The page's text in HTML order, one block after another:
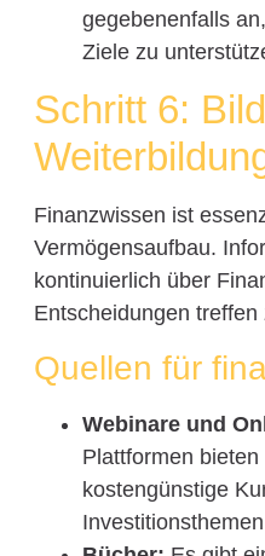
gegebenenfalls
Ziele zu
Schritt 6:
Finanzwissen ist
Vermögensaufbau.
kontinuierlich über
Entscheidungen treffen
Quellen für
Webinare und
Plattformen
kostengünstige